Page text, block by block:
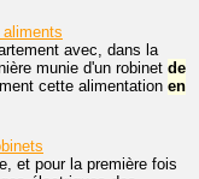
avec, dans la
munie d'un robinet de
cette alimentation en
et pour la première fois